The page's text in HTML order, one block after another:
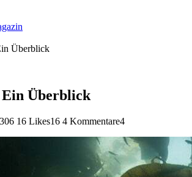
Überblick
Überblick
16 Likes16 4 Kommentare4